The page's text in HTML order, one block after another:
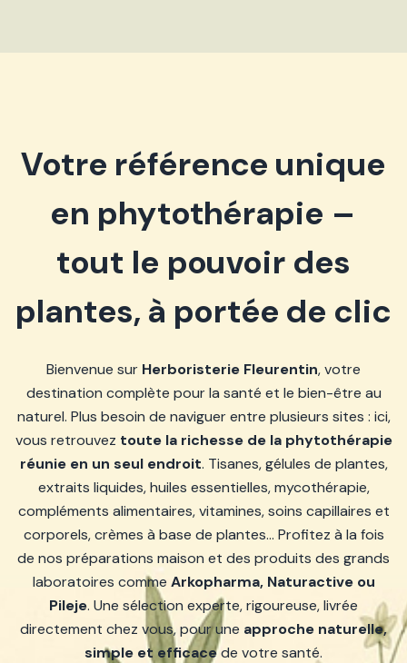
Votre référence unique
en phytothérapie –
tout le pouvoir des
plantes, à portée de clic
Bienvenue sur Herboristerie Fleurentin, votre
destination complète pour la santé et le bien-être au
naturel. Plus besoin de naviguer entre plusieurs sites : ici,
vous retrouvez toute la richesse de la phytothérapie
réunie en un seul endroit. Tisanes, gélules de plantes,
extraits liquides, huiles essentielles, mycothérapie,
compléments alimentaires, vitamines, soins capillaires et
corporels, crèmes à base de plantes… Profitez à la fois
de nos préparations maison et des produits des grands
laboratoires comme Arkopharma, Naturactive ou
Pileje. Une sélection experte, rigoureuse, livrée
directement chez vous, pour une approche naturelle,
simple et efficacede votre santé.